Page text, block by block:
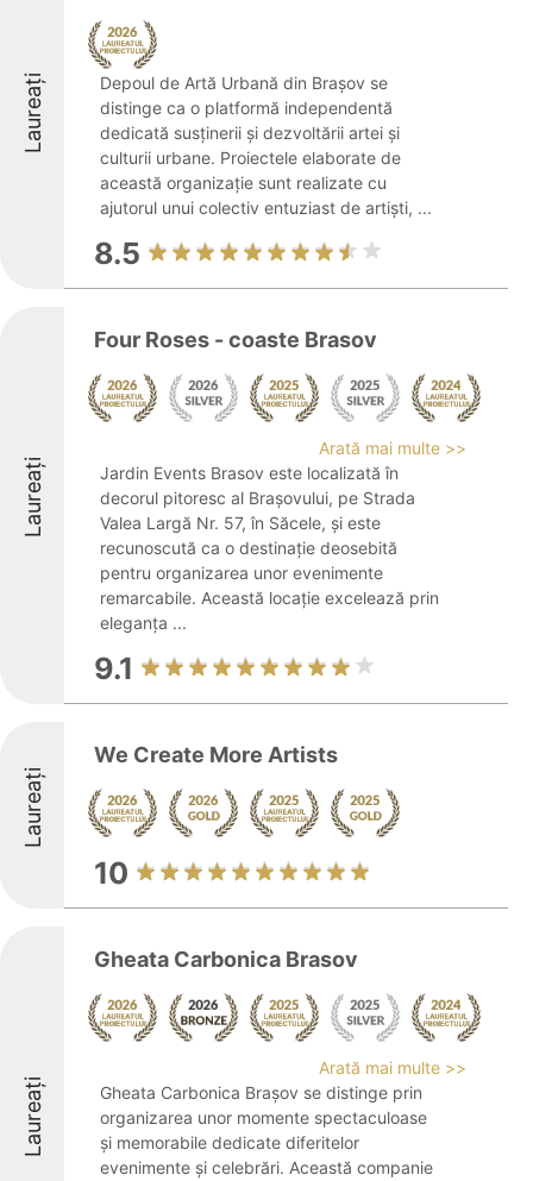
Laureați
Depoul de Artă Urbană din Brașov se
distinge ca o platformă independentă
dedicată susținerii și dezvoltării artei și
culturii urbane. Proiectele elaborate de
această organizație sunt realizate cu
ajutorul unui colectiv entuziast de artiști, ...
8.5
Laureați
Four Roses - coaste Brasov
Arată mai multe >>
Jardin Events Brasov este localizată în
decorul pitoresc al Brașovului, pe Strada
Valea Largă Nr. 57, în Săcele, și este
recunoscută ca o destinație deosebită
pentru organizarea unor evenimente
remarcabile. Această locație excelează prin
eleganța ...
9.1
Laureați
We Create More Artists
10
Laureați
Gheata Carbonica Brasov
Arată mai multe >>
Gheata Carbonica Brașov se distinge prin
organizarea unor momente spectaculoase
și memorabile dedicate diferitelor
evenimente și celebrări. Această companie